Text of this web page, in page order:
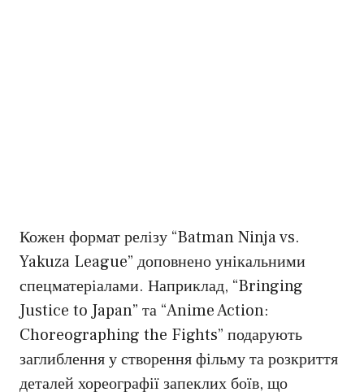
Кожен формат релізу “Batman Ninja vs.
Yakuza League” доповнено унікальними
спецматеріалами. Наприклад, “Bringing
Justice to Japan” та “Anime Action:
Choreographing the Fights” подарують
заглиблення у створення фільму та розкриття
деталей хореографії запеклих боїв, що